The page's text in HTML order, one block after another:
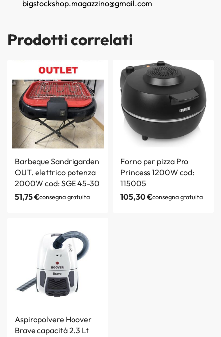
bigstockshop.magazzino@gmail.com
Prodotti correlati
Barbeque Sandrigarden
OUT. elettrico potenza
2000W cod: SGE 45-30
51,75€consegna gratuita
Forno per pizza Pro
Princess 1200W cod:
115005
105,30€consegna gratuita
Aspirapolvere Hoover
Brave capacità 2.3 Lt